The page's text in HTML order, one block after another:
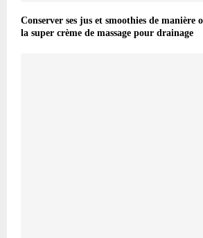
Conserver ses jus et smoothies de manière
la super crème de massage pour drainage